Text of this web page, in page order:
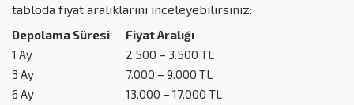
tabloda fiyat aralıklarını inceleyebilirsiniz:
Depolama Süresi
Fiyat Aralığı
1 Ay
2.500 – 3.500 TL
3 Ay
7.000 – 9.000 TL
6 Ay
13.000 – 17.000 TL